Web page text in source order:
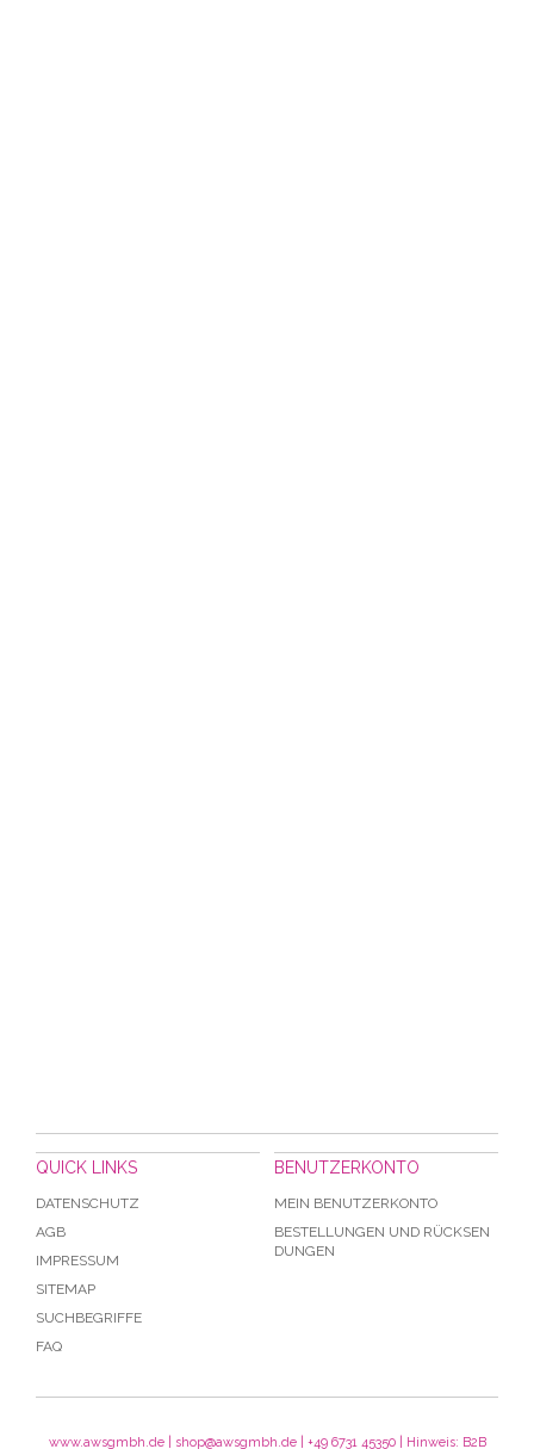
QUICK LINKS
DATENSCHUTZ
AGB
IMPRESSUM
SITEMAP
SUCHBEGRIFFE
FAQ
BENUTZERKONTO
MEIN BENUTZERKONTO
BESTELLUNGEN UND RÜCKSEN
DUNGEN
www.awsgmbh.de | shop@awsgmbh.de | +49 6731 45350 | Hinweis: B2B